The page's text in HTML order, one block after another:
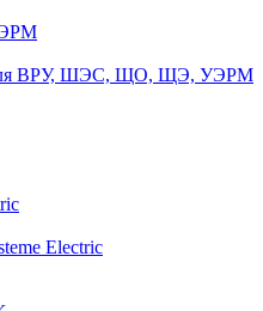
для ВРУ, ШЭС, ЩО, ЩЭ, УЭРМ
Electric